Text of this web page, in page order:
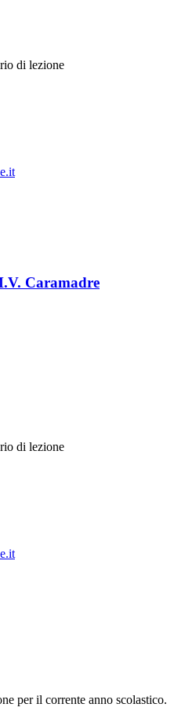
di lezione
Caramadre
di lezione
per il corrente anno scolastico.